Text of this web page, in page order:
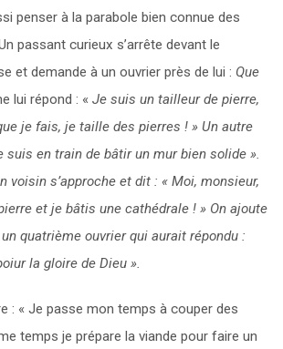
penser à la parabole bien connue des
passant curieux s’arrête devant le
et demande à un ouvrier près de lui : Que
lui répond : « Je suis un tailleur de pierre,
je fais, je taille des pierres ! » Un autre
suis en train de bâtir un mur bien solide ».
voisin s’approche et dit : « Moi, monsieur,
et je bâtis une cathédrale ! » On ajoute
quatrième ouvrier qui aurait répondu :
la gloire de Dieu ».
: « Je passe mon temps à couper des
temps je prépare la viande pour faire un